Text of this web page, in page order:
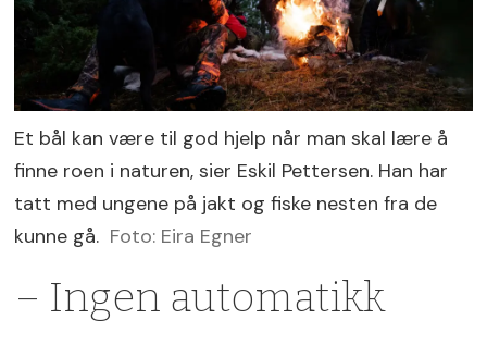
Et bål kan være til god hjelp når man skal lære å
finne roen i naturen, sier Eskil Pettersen. Han har
tatt med ungene på jakt og fiske nesten fra de
kunne gå. Foto: Eira Egner
– Ingen automatikk